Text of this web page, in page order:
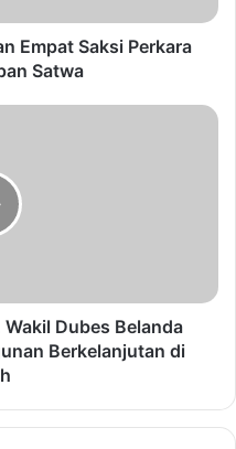
Empat Saksi Perkara
Satwa
Dubes Belanda
Berkelanjutan di